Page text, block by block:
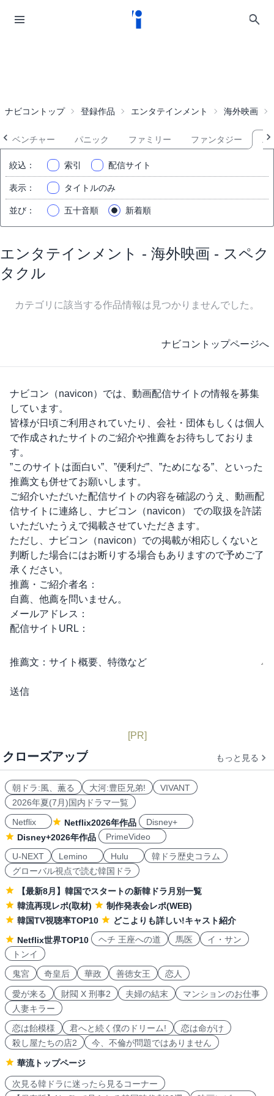
ナビコントップ 登録作品 エンタテインメント 海外映画
ドベンチャー パニック ファミリー ファンタジー
絞込 ： 索引 配信サイト
表示 ： タイトルのみ
並び ： 五十音順 新着順
エンタテインメント - 海外映画 - スペク
タクル
カテゴリに該当する作品情報は見つかりませんでした。
ナビコントップページへ
ナビコン（navicon） では、動画配信サイトの情報を募集
しています。
皆様が日頃ご利用されていたり、会社・団体もしくは個人
で作成されたサイトのご紹介や推薦をお待ちしておりま
す。
”このサイトは面白い”、”便利だ”、”ためになる”、といった
推薦文も併せてお願いします。
ご紹介いただいた配信サイトの内容を確認のうえ、動画配
信サイトに連絡し、 ナビコン（navicon）
での取扱を許諾
いただいたうえで掲載させていただきます。
ただし、 ナビコン（navicon） での掲載が相応しくないと
判断した場合にはお断りする場合もありますので予めご了
承ください。
推薦・ご紹介者名：
自薦、他薦を問いません。
メールアドレス：
配信サイトURL：
推薦文： サイト概要、特徴など
[PR]
クローズアップ もっと見る
朝ドラ:風、薫る 大河:豊臣兄弟!
VIVANT
2026年夏(7月)国内ドラマ一覧
Netflix
Netflix2026年作品
Disney+
Disney+2026年作品
PrimeVideo
U-NEXT
Lemino Hulu
韓ドラ歴史コラム
グローバル視点で読む韓国ドラ
【最新8月】韓国でスタートの新韓ドラ月別一覧
韓流再現レポ(取材)
制作発表会レポ(WEB)
韓国TV視聴率TOP10
どこよりも詳しい!キャスト紹介
Netflix世界TOP10
ヘチ 王座への道 馬医
イ・サン
トンイ
鬼宮
奇皇后 華政 善徳女王 恋人
愛が来る 財閥 X 刑事2 夫婦の結末
マンションのお仕事
人妻キラー
恋は飴模様
君へと続く僕のドリーム!
恋は命がけ
殺し屋たちの店2
今、不倫が問題ではありません
華流トップページ
次見る韓ドラに迷ったら見るコーナー